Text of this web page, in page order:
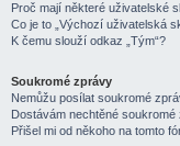
Proč mají některé uživatelské
Co je to „Výchozí uživatelská
K čemu slouží odkaz „Tým“?
Soukromé zprávy
Nemůžu posílat soukromé
Dostávám nechtěné soukromé
Přišel mi od někoho na tomto